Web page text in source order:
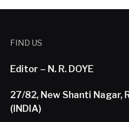
FIND US
Editor – N. R. DOYE
27/82, New Shanti Nagar,
(INDIA)